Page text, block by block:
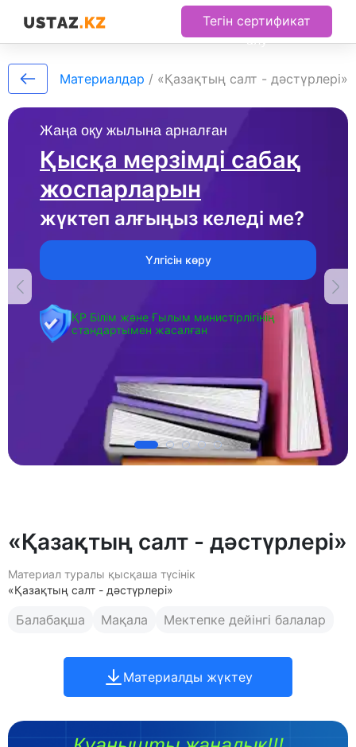
Тегін сертификат
алу
Жаңа оқу жылына арналған
Қысқа мерзімді сабақ
жоспарларын
жүктеп алғыңыз келеді ме?
Үлгісін көру
ҚР Білім және Ғылым министірлігінің
стандартымен жасалған
Материалдар / «Қазақтың салт - дәстүрлері»
«Қазақтың салт - дәстүрлері»
Материал туралы қысқаша түсінік
«Қазақтың салт - дәстүрлері»
Балабақша Мақала Мектепке дейінгі балалар
Материалды жүктеу